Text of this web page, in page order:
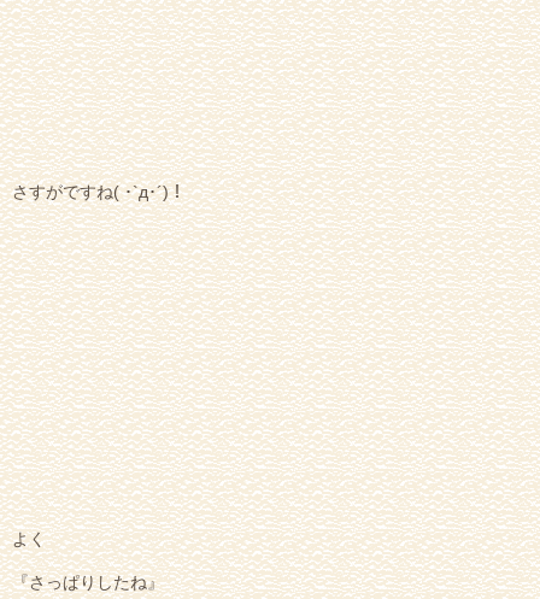
さすがですね( ･`д･´)！
よく
『さっぱりしたね』